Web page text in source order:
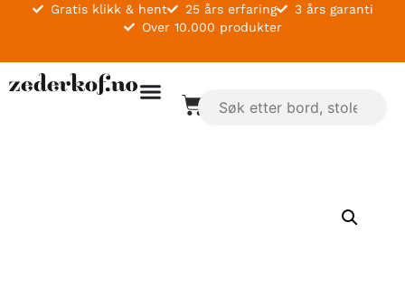
Gratis klikk & hent 25 års erfaring
3 års garanti
Over 10.000 produkter